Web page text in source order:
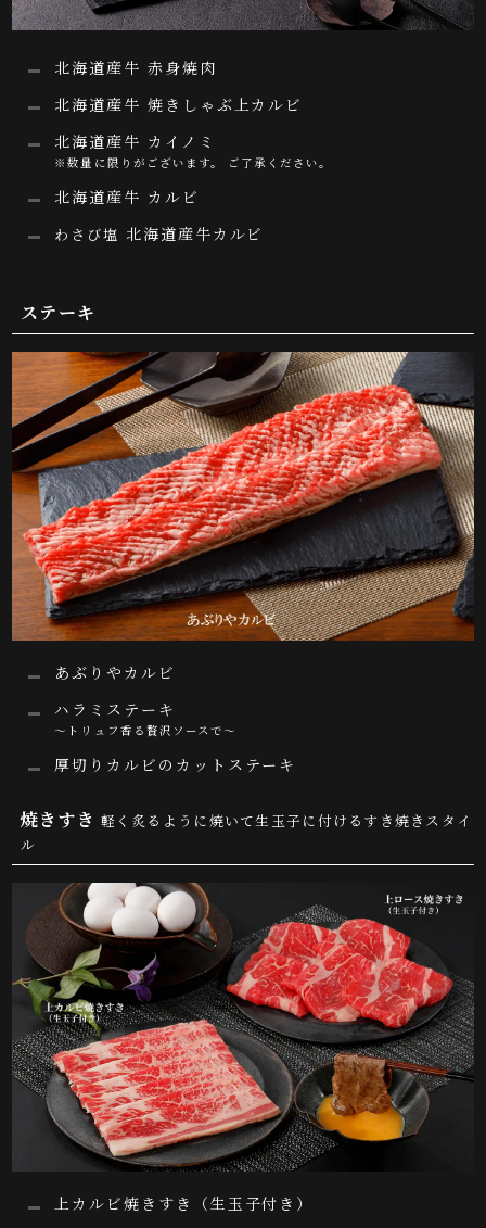
北海道産牛 赤身焼肉
北海道産牛 焼きしゃぶ上カルビ
北海道産牛 カイノミ
※数量に限りがございます。 ご了承ください。
北海道産牛 カルビ
わさび塩 北海道産牛カルビ
ステーキ
あぶりやカルビ
ハラミステーキ
～トリュフ香る贅沢ソースで～
厚切りカルビのカットステーキ
焼きすき 軽く炙るように焼いて生玉子に付けるすき焼きスタイ
ル
上カルビ焼きすき（生玉子付き）